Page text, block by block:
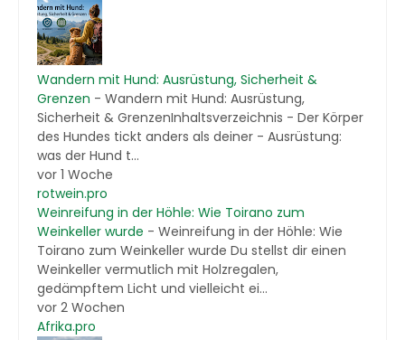
Wandern mit Hund: Ausrüstung, Sicherheit &
Grenzen - Wandern mit Hund: Ausrüstung,
Sicherheit & GrenzenInhaltsverzeichnis - Der Körper
des Hundes tickt anders als deiner - Ausrüstung:
was der Hund t...
vor 1 Woche
rotwein.pro
Weinreifung in der Höhle: Wie Toirano zum
Weinkeller wurde - Weinreifung in der Höhle: Wie
Toirano zum Weinkeller wurde Du stellst dir einen
Weinkeller vermutlich mit Holzregalen,
gedämpftem Licht und vielleicht ei...
vor 2 Wochen
Afrika.pro